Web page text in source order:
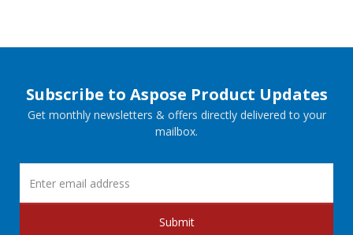
Subscribe to Aspose Product Updates
Get monthly newsletters & offers directly delivered to your
mailbox.
Submit